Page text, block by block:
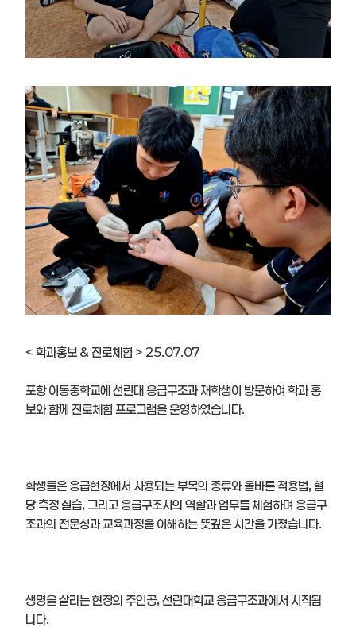
< 학과홍보 & 진로체험 > 25.07.07
포항 이동중학교에 선린대 응급구조과 재학생이 방문하여 학과 홍
보와 함께 진로체험 프로그램을 운영하였습니다.
학생들은 응급현장에서 사용되는 부목의 종류와 올바른 적용법, 혈
당 측정 실습, 그리고 응급구조사의 역할과 업무를 체험하며 응급구
조과의 전문성과 교육과정을 이해하는 뜻깊은 시간을 가졌습니다.
생명을 살리는 현장의 주인공, 선린대학교 응급구조과에서 시작됩
니다.